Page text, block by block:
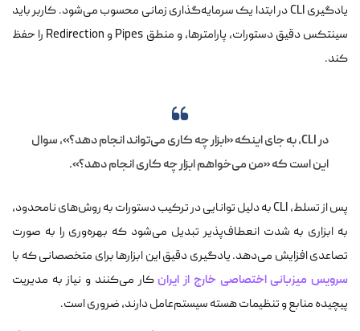
یادگیری CLI در ابتدا یک سرمایه‌گذاری زمانی محسوب می‌شود. کاربر باید
سینتکس دقیق دستورات، پارامترها، و منطق Pipes و Redirection را حفظ
کند.
در CLI، به جای اینکه «ابزار چه کاری می‌تواند انجام دهد؟»، سوال
این است که «من می‌خواهم ابزار چه کاری انجام دهد؟».
پس از تسلط، CLI به دلیل توانایی در ترکیب دستورات به روش‌های نامحدود،
به ابزاری به شدت انعطاف‌پذیر تبدیل می‌شود که بهره‌وری را به صورت
تصاعدی افزایش می‌دهد. یادگیری دقیق این ابزارها برای متخصصانی که با
سرویس میزبانی اختصاصی خارج از ایران کار می‌کنند و نیاز به مدیریت
پیچیده منابع و تنظیمات هسته سیستم‌عامل دارند، ضروری است.